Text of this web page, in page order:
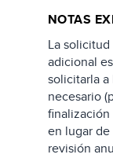
NOTAS
La
adicional
solicitarla
necesario
en lugar
revisión